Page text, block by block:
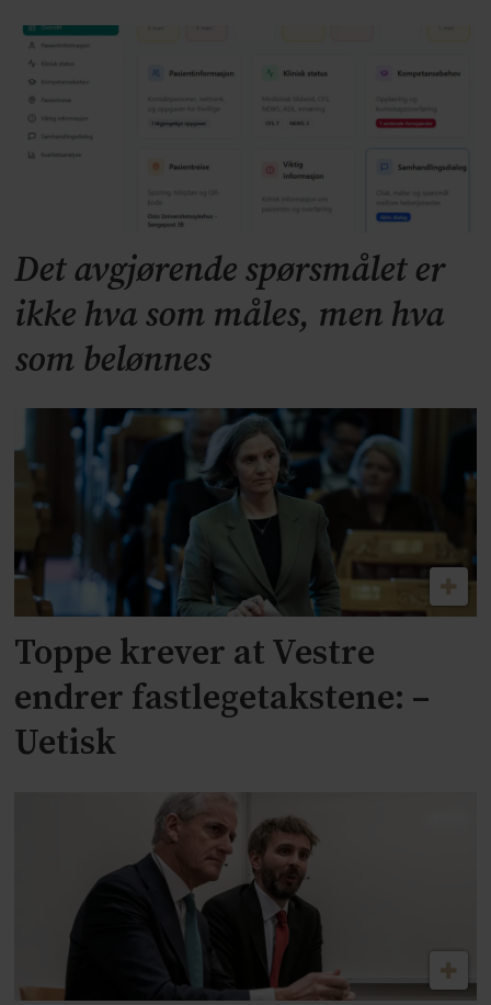
Det avgjørende spørsmålet er
ikke hva som måles, men hva
som belønnes
Toppe krever at Vestre
endrer fastlegetakstene: –
Uetisk